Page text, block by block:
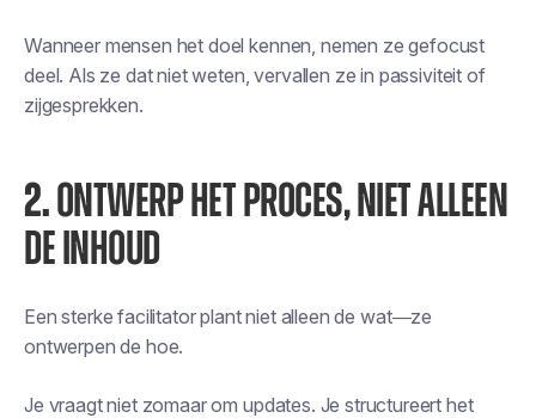
Wanneer mensen het doel kennen, nemen ze gefocust
deel. Als ze dat niet weten, vervallen ze in passiviteit of
zijgesprekken.
2.ONTWERP HET PROCES, NIET ALLEEN
DE INHOUD
Een sterke facilitator plant niet alleen de wat—ze
ontwerpen de hoe.
Je vraagt niet zomaar om updates. Je structureert het